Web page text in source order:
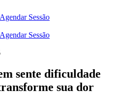
Agendar Sessão
Agendar Sessão
sente dificuldade
sua dor